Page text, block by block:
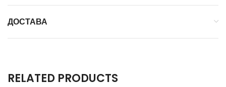
ДОСТАВА
RELATED PRODUCTS